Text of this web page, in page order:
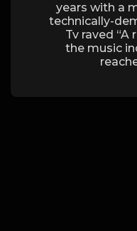
years with a
technically-
Tv raved “A
the music